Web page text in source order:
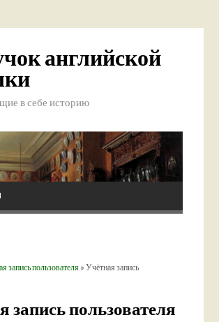
английской
в себе историю
запись пользователя » Учётная запись
запись пользователя